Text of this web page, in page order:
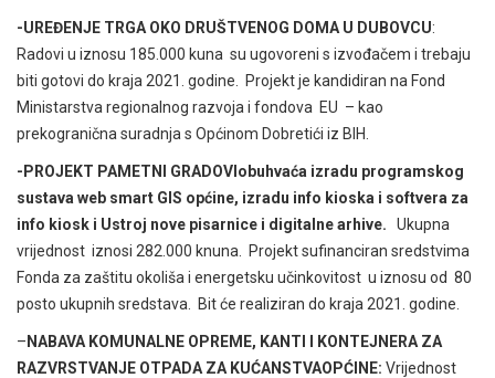
-UREĐENJE TRGA OKO DRUŠTVENOG DOMA U DUBOVCU:
Radovi u iznosu 185.000 kuna su ugovoreni s izvođačem i trebaju
biti gotovi do kraja 2021. godine. Projekt je kandidiran na Fond
Ministarstva regionalnog razvoja i fondova EU – kao
prekogranična suradnja s Općinom Dobretići iz BIH.
-PROJEKT PAMETNI GRADOVIobuhvaća izradu programskog
sustava web smart GIS općine, izradu info kioska i softvera za
info kiosk i Ustroj nove pisarnice i digitalne arhive.
Ukupna
vrijednost iznosi 282.000 knuna. Projekt sufinanciran sredstvima
Fonda za zaštitu okoliša i energetsku učinkovitost u iznosu od 80
posto ukupnih sredstava. Bit će realiziran do kraja 2021. godine.
– NABAVA KOMUNALNE OPREME, KANTI I KONTEJNERA ZA
RAZVRSTVANJE OTPADA ZA KUĆANSTVAOPĆINE: Vrijednost